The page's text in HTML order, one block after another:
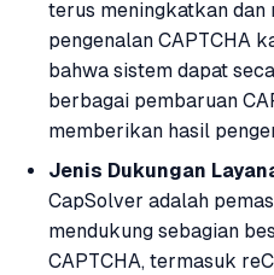
terus meningkatkan
pengenalan CAPTCHA
bahwa sistem dapat
berbagai pembaruan
memberikan hasil
Jenis Dukungan
CapSolver adalah
mendukung sebagian
CAPTCHA, termasuk